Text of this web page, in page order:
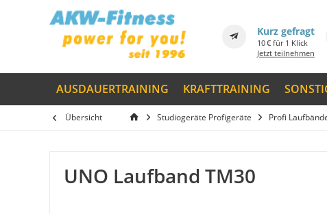
Kurz gefragt
10 € für 1 Klick
Jetzt teilnehmen
AUSDAUERTRAINING KRAFTTRAINING
Übersicht Studiogeräte Profigeräte Profi
UNO Laufband TM30